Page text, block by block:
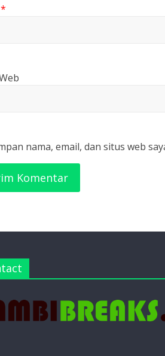
*
nama, email, dan situs web